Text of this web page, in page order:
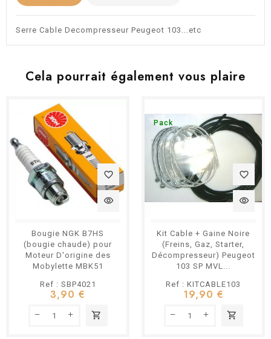
Serre Cable Decompresseur Peugeot 103...etc
Cela pourrait également vous plaire
favorite_border
visibility
Bougie NGK B7HS
(bougie chaude) pour
Moteur D'origine des
Mobylette MBK51
Peugeot 103...
Ref : SBP4021
3,90 €
shopping_cart
Pack
favorite_border
visibility
Kit Cable + Gaine Noire
(Freins, Gaz, Starter,
Décompresseur) Peugeot
103 SP MVL...
Ref : KITCABLE103
19,90 €
shopping_cart